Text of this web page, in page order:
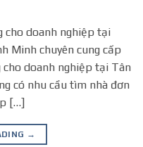
cho doanh nghiệp tại
Minh chuyên cung cấp
doanh nghiệp tại Tân
có nhu cầu tìm nhà đơn
[…]
→